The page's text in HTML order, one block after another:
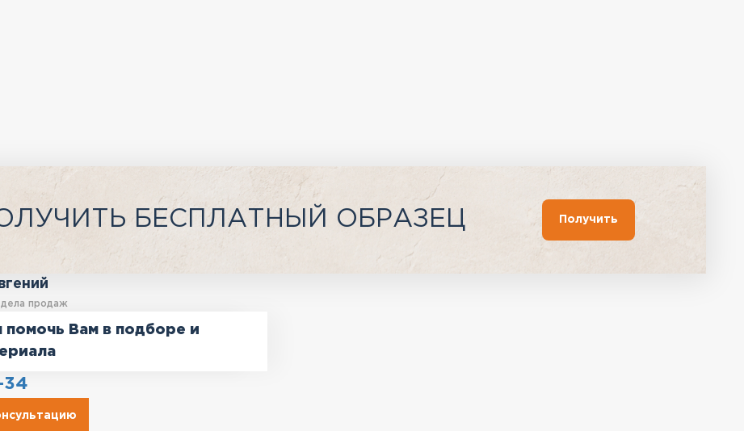
БЕСПЛАТНЫЙ ОБРАЗЕЦ Получить
продаж
помочь Вам в подборе и
34